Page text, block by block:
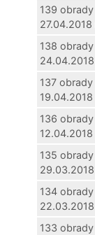
139
27.04.2018
138
24.04.2018
137
19.04.2018
136
12.04.2018
135
29.03.2018
134
22.03.2018
133